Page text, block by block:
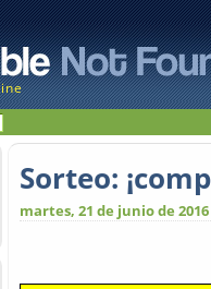
Sorteo:
martes, 21 de junio de 2016